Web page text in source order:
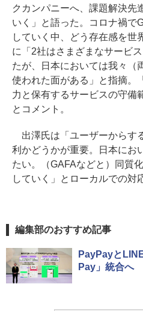
クカンパニーへ、課題解決先
いく」と語った。コロナ禍で
していく中、どう存在感を世
に「2社はさまざまなサービ
たが、日本においては我々（
使われた面がある」と指摘。
力と保有するサービスの守備
とコメント。
出澤氏は「ユーザーからす
利かどうかが重要。日本にお
たい。（GAFAなどと）同質
していく」とローカルでの対
編集部のおすすめ記事
PayPayと
Pay」統合へ